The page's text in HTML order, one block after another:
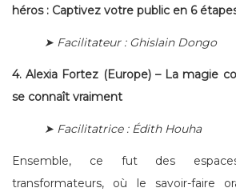
héros : Captivez votre public en 6
➤ Facilitateur : Ghislain Dongo
4. Alexia Fortez (Europe) – La magie
se connaît vraiment
➤ Facilitatrice : Édith Houha
Ensemble, ce fut des espaces
transformateurs, où le savoir-faire